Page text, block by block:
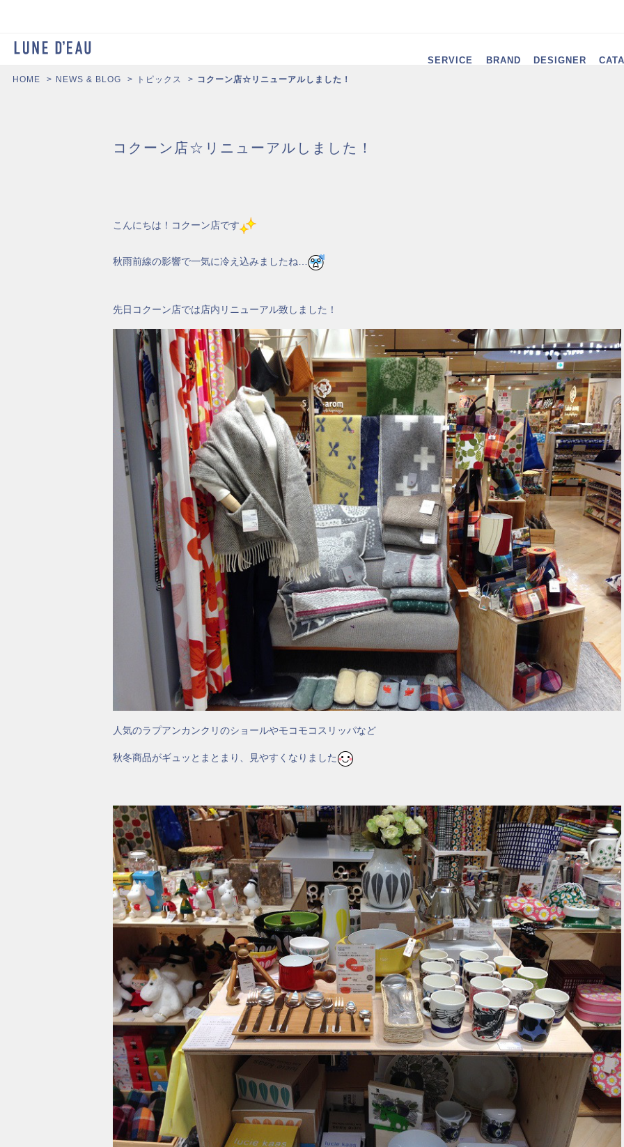
SERVICE BRAND DESIGNER
HOME NEWS & BLOG トピックス コクーン店☆リニューアルしました！
コクーン店☆リニューアルしました！
こんにちは！コクーン店です
秋雨前線の影響で一気に冷え込みましたね…
先日コクーン店では店内リニューアル致しました！
人気のラプアンカンクリのショールやモコモコスリッパなど
秋冬商品がギュッとまとまり、見やすくなりました